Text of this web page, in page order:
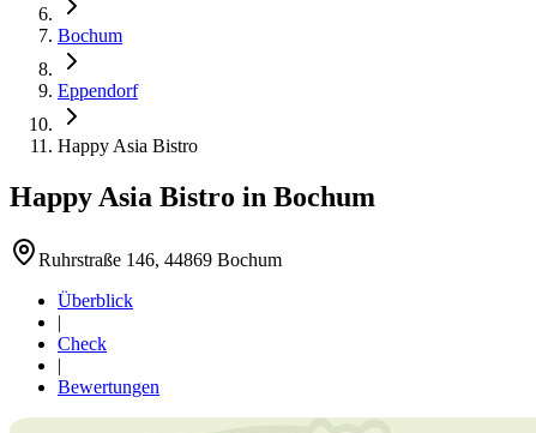
Bochum
Eppendorf
Happy Asia Bistro
Happy Asia Bistro in Bochum
Ruhrstraße 146, 44869 Bochum
Überblick
|
Check
|
Bewertungen